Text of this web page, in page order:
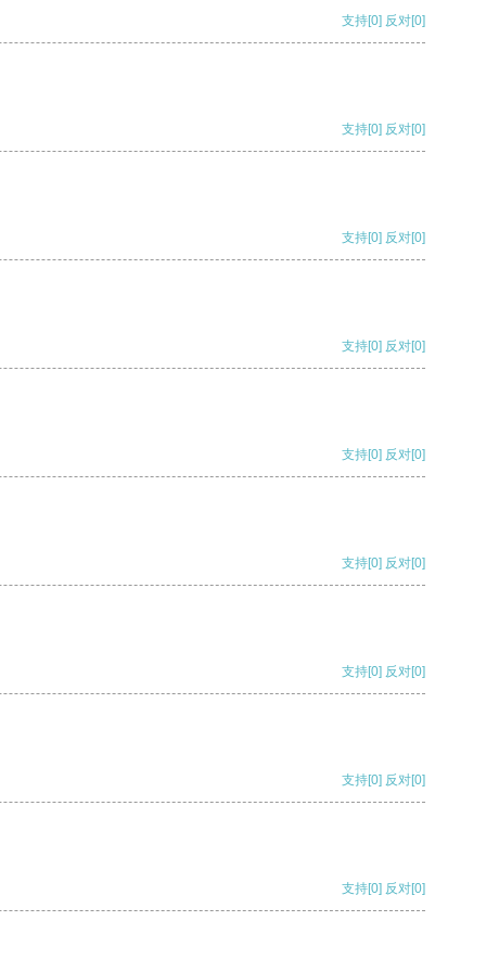
支持[0] 反对[0]
支持[0] 反对[0]
支持[0] 反对[0]
支持[0] 反对[0]
支持[0] 反对[0]
支持[0] 反对[0]
支持[0] 反对[0]
支持[0] 反对[0]
支持[0] 反对[0]